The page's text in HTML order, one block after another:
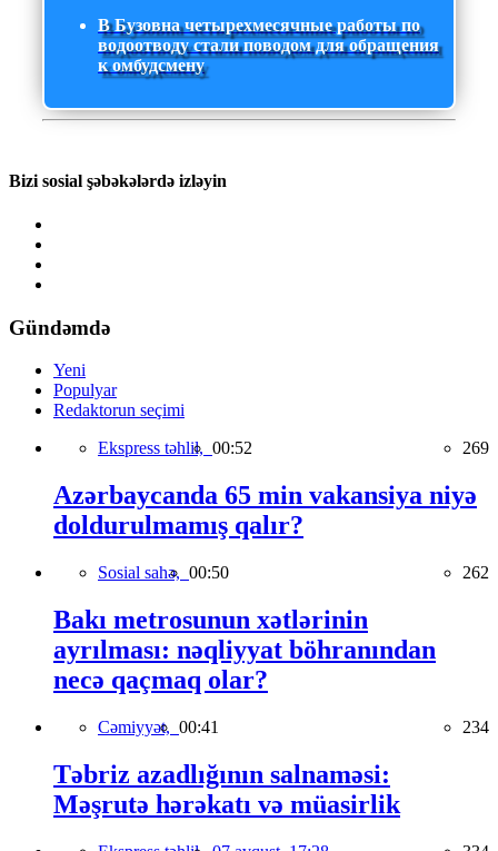
В Бузовна четырехмесячные работы по
водоотводу стали поводом для обращения
к омбудсмену
Bizi sosial şəbəkələrdə izləyin
Gündəmdə
Yeni
Populyar
Redaktorun seçimi
Ekspress təhlil, 00:52 269
Azərbaycanda 65 min vakansiya niyə
doldurulmamış qalır?
Sosial sahə, 00:50 262
Bakı metrosunun xətlərinin
ayrılması: nəqliyyat böhranından
necə qaçmaq olar?
Cəmiyyət, 00:41 234
Təbriz azadlığının salnaməsi:
Məşrutə hərəkatı və müasirlik